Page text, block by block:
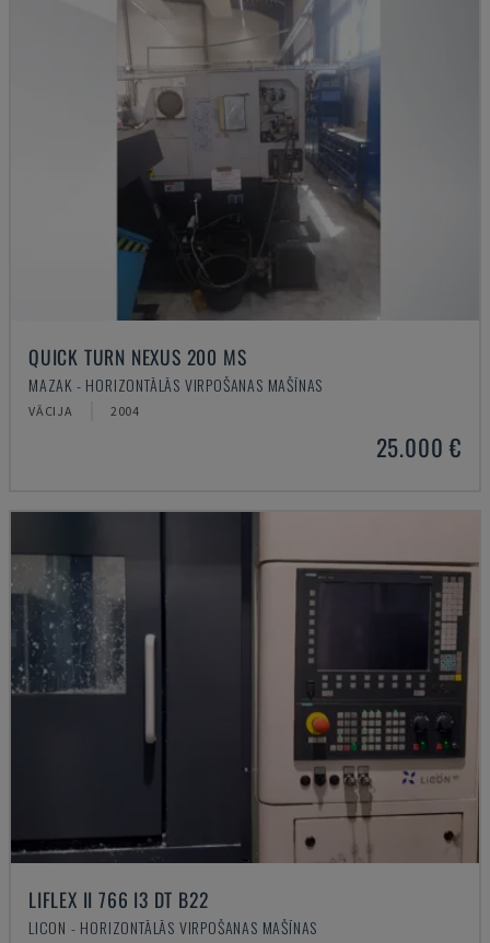
QUICK TURN NEXUS 200 MS
MAZAK - HORIZONTĀLĀS VIRPOŠANAS MAŠĪNAS
VĀCIJA 2004
25.000 €
LIFLEX II 766 I3 DT B22
LICON - HORIZONTĀLĀS VIRPOŠANAS MAŠĪNAS